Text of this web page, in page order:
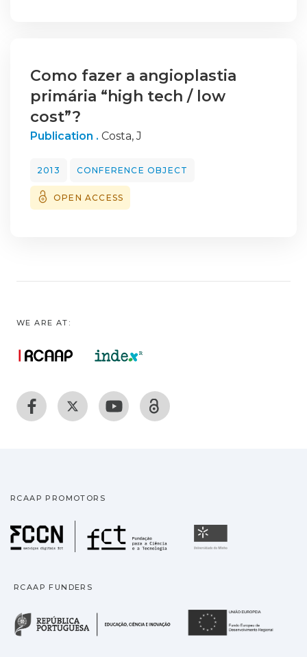
Como fazer a angioplastia
primária “high tech / low
cost”?
Publication . Costa, J
2013 CONFERENCE OBJECT
OPEN ACCESS
WE ARE AT:
RCAAP PROMOTORS
Fundação para a
RCAAP FUNDERS
República Portuguesa